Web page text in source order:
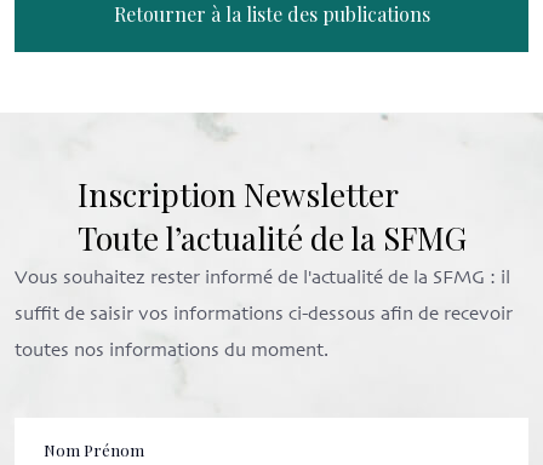
Retourner à la liste des publications
Inscription Newsletter
Toute l’actualité de la SFMG
Vous souhaitez rester informé de l'actualité de la SFMG : il
suffit de saisir vos informations ci-dessous afin de recevoir
toutes nos informations du moment.